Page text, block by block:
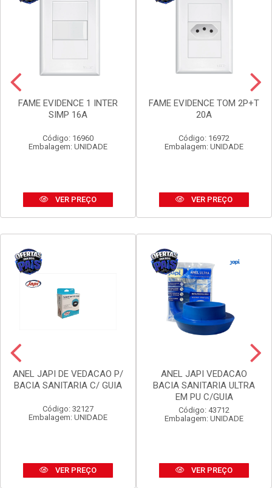
FAME EVIDENCE 1 INTER
SIMP 16A
Código: 16960
Embalagem: UNIDADE
VER PREÇO
FAME EVIDENCE TOM 2P+T
20A
Código: 16972
Embalagem: UNIDADE
VER PREÇO
ANEL JAPI DE VEDACAO P/
BACIA SANITARIA C/ GUIA
Código: 32127
Embalagem: UNIDADE
VER PREÇO
ANEL JAPI VEDACAO
BACIA SANITARIA ULTRA
EM PU C/GUIA
Código: 43712
Embalagem: UNIDADE
VER PREÇO